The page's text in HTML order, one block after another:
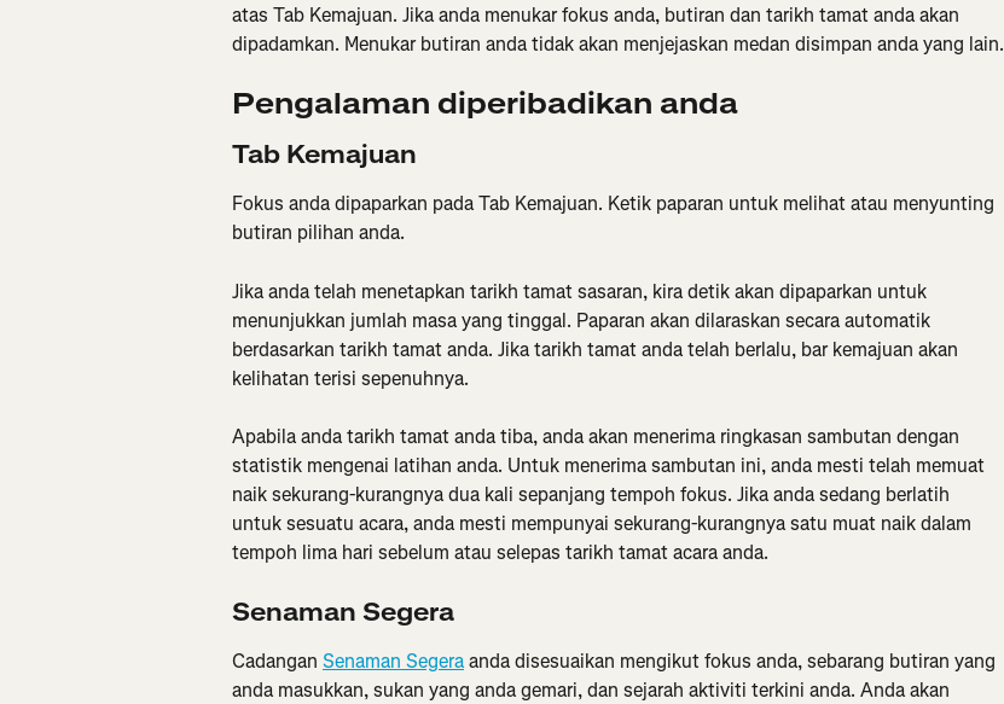
atas Tab Kemajuan. Jika anda menukar fokus anda, butiran dan tarikh tamat anda akan
dipadamkan. Menukar butiran anda tidak akan menjejaskan medan disimpan anda yang lain.
Pengalaman diperibadikan anda
Tab Kemajuan
Fokus anda dipaparkan pada Tab Kemajuan. Ketik paparan untuk melihat atau menyunting
butiran pilihan anda.
Jika anda telah menetapkan tarikh tamat sasaran, kira detik akan dipaparkan untuk
menunjukkan jumlah masa yang tinggal. Paparan akan dilaraskan secara automatik
berdasarkan tarikh tamat anda. Jika tarikh tamat anda telah berlalu, bar kemajuan akan
kelihatan terisi sepenuhnya.
Apabila anda tarikh tamat anda tiba, anda akan menerima ringkasan sambutan dengan
statistik mengenai latihan anda. Untuk menerima sambutan ini, anda mesti telah memuat
naik sekurang-kurangnya dua kali sepanjang tempoh fokus. Jika anda sedang berlatih
untuk sesuatu acara, anda mesti mempunyai sekurang-kurangnya satu muat naik dalam
tempoh lima hari sebelum atau selepas tarikh tamat acara anda.
Senaman Segera
Cadangan Senaman Segera anda disesuaikan mengikut fokus anda, sebarang butiran yang
anda masukkan, sukan yang anda gemari, dan sejarah aktiviti terkini anda. Anda akan